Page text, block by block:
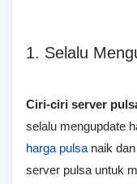
1. Selalu
Ciri-ciri server
selalu mengupdate
harga pulsa naik
server pulsa untuk